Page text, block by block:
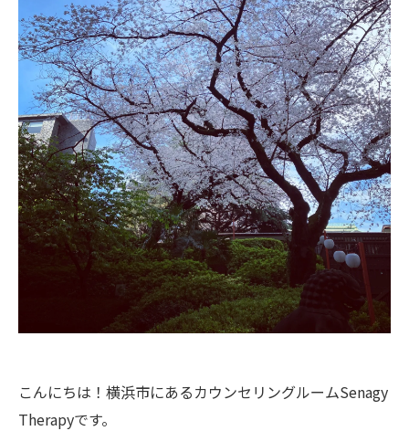
こんにちは！横浜市にあるカウンセリングルームSenagy
Therapyです。